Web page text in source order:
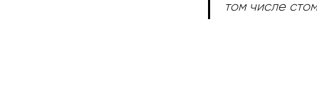
том числе